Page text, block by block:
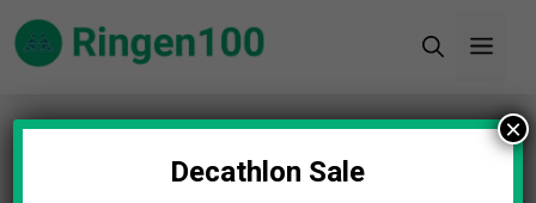
Zum
Inhalt
Startseite»Blog»Magnesium Pulver Test: Die 5
besten (Bestenliste)Decathlon Sale
×